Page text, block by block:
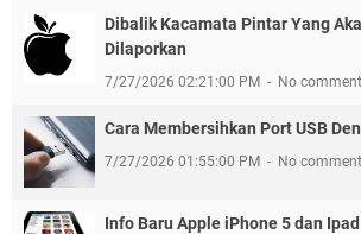
Dibalik Kacamata Pintar Yang
Dilaporkan
7/27/2026 02:21:00 PM No
Cara Membersihkan Port USB
7/27/2026 01:55:00 PM No
Info Baru Apple iPhone 5 dan